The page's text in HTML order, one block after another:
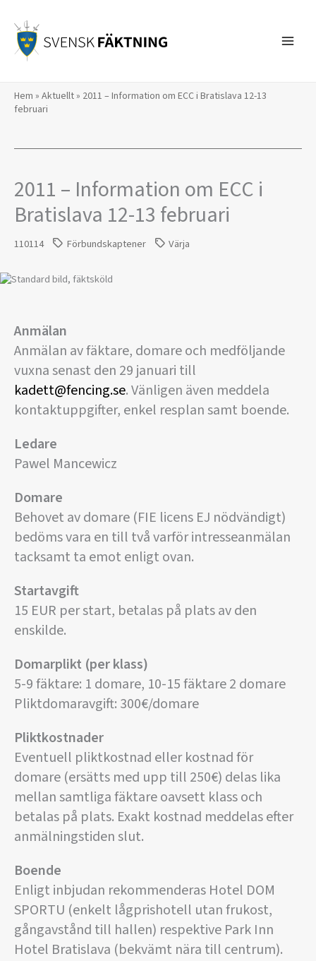
innehåll
Hem » Aktuellt» 2011 – Information om ECC i Bratislava 12-13
februari
2011 – Information om ECC i
Bratislava 12-13 februari
110114 Förbundskaptener Värja
Anmälan
Anmälan av fäktare, domare och medföljande
vuxna senast den 29 januari till
kadett@fencing.se. Vänligen även meddela
kontaktuppgifter, enkel resplan samt boende.
Ledare
Pawel Mancewicz
Domare
Behovet av domare (FIE licens EJ nödvändigt)
bedöms vara en till två varför intresseanmälan
tacksamt ta emot enligt ovan.
Startavgift
15 EUR per start, betalas på plats av den
enskilde.
Domarplikt (per klass)
5-9 fäktare: 1 domare, 10-15 fäktare 2 domare
Pliktdomaravgift: 300€/domare
Pliktkostnader
Eventuell pliktkostnad eller kostnad för
domare (ersätts med upp till 250€) delas lika
mellan samtliga fäktare oavsett klass och
betalas på plats. Exakt kostnad meddelas efter
anmälningstiden slut.
Boende
Enligt inbjudan rekommenderas Hotel DOM
SPORTU (enkelt lågprishotell utan frukost,
gångavstånd till hallen) respektive Park Inn
Hotel Bratislava (bekvämt nära till centrum).